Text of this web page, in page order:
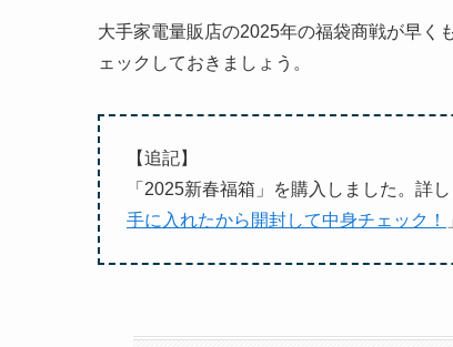
大手家電量販店の2025年の福袋商戦が早く
ェックしておきましょう。
【追記】
「2025新春福箱」を購入しました。詳し
手に入れたから開封して中身チェック！